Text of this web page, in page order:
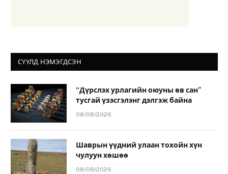
СҮҮЛД НЭМЭГДСЭН
“Дүрслэх урлагийн оюуны өв сан”
тусгай үзэсгэлэнг дэлгэж байна
08/08/2026
Шаврын үүдний улаан тохойн хүн
чулуун хөшөө
08/08/2026